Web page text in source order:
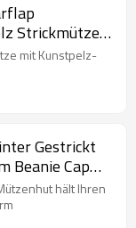
Strickmütze
Pilling-Hut
mit Kunstpelz-
Gestrickt
Beanie Cap
hält Ihren